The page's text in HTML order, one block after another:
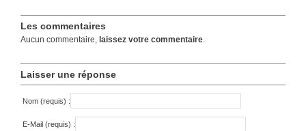
Les commentaires
Aucun commentaire, laissez votre commentaire.
Laisser une réponse
Nom (requis) :
E-Mail (requis) :